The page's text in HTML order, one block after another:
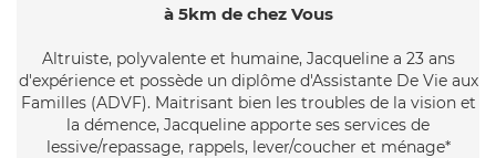
à 5km de chez Vous
Altruiste, polyvalente et humaine, Jacqueline a 23 ans
d'expérience et possède un diplôme d'Assistante De Vie aux
Familles (ADVF). Maitrisant bien les troubles de la vision et
la démence, Jacqueline apporte ses services de
lessive/repassage, rappels, lever/coucher et ménage*